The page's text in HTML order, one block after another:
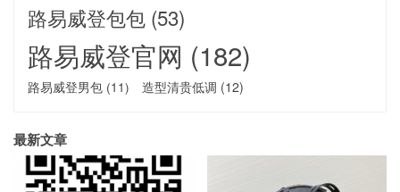
路易威登包包 (53)
路易威登官网 (182)
路易威登男包 (11) 造型清贵低调 (12)
最新文章